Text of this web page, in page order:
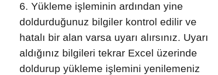
Yükleme işleminin ardından yine
doldurduğunuz bilgiler kontrol edilir ve
hatalı bir alan varsa uyarı alırsınız. Uyarı
aldığınız bilgileri tekrar Excel üzerinde
doldurup yükleme işlemini yenilemeniz